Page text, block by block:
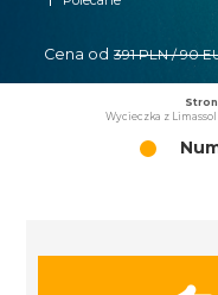
Cena od 391 PLN / 90
Wycieczka z